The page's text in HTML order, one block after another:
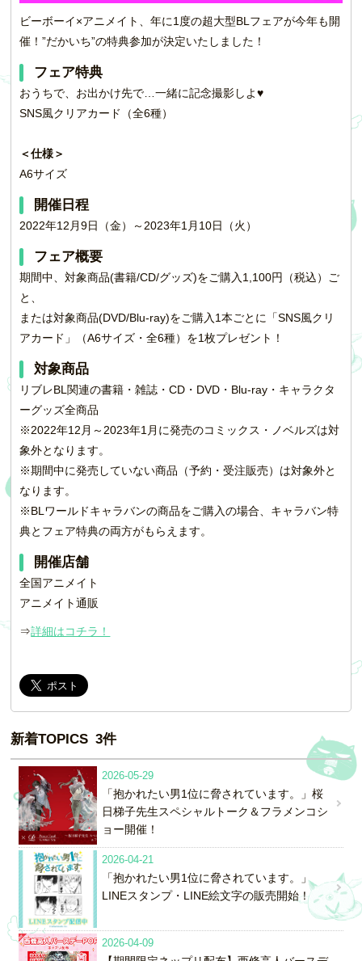
ビーボーイ×アニメイト、年に1度の超大型BLフェアが今年も開
催！”だかいち”の特典参加が決定いたしました！
フェア特典
おうちで、お出かけ先で…一緒に記念撮影しよ♥
SNS風クリアカード（全6種）
＜仕様＞
A6サイズ
開催日程
2022年12月9日（金）～2023年1月10日（火）
フェア概要
期間中、対象商品(書籍/CD/グッズ)をご購入1,100円（税込）ご
と、
または対象商品(DVD/Blu-ray)をご購入1本ごとに「SNS風クリ
アカード」（A6サイズ・全6種）を1枚プレゼント！
対象商品
リブレBL関連の書籍・雑誌・CD・DVD・Blu-ray・キャラクタ
ーグッズ全商品
※2022年12月～2023年1月に発売のコミックス・ノベルズは対
象外となります。
※期間中に発売していない商品（予約・受注販売）は対象外と
なります。
※BLワールドキャラバンの商品をご購入の場合、キャラバン特
典とフェア特典の両方がもらえます。
開催店舗
全国アニメイト
アニメイト通販
⇒詳細はコチラ！
新着TOPICS 3件
2026-05-29
「抱かれたい男1位に脅されています。」桜
日梯子先生スペシャルトーク＆フラメンコシ
ョー開催！
2026-04-21
「抱かれたい男1位に脅されています。」
LINEスタンプ・LINE絵文字の販売開始！
2026-04-09